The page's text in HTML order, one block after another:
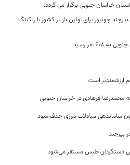
خراسان جنوبی برگزار می گردد.
جونیور برای اولین بار در کشور با رنکینگ
نفر رسید
ارزشمندتر است
محمدرضا فرهادی در خراسان جنوبی
بیرجند
دستگردان طبس مستقر می‌شود